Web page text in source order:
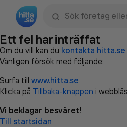
Ett fel har inträffat
Om du vill kan du kontakta hitta.se
Vänligen försök med följande:
Surfa till www.hitta.se
Klicka på Tillbaka-knappen i
Vi beklagar besväret!
Till startsidan